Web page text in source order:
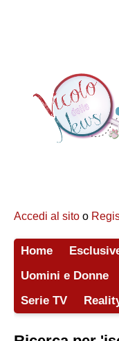
Accedi al sito o
Home
Uomini e Donne
Serie TV